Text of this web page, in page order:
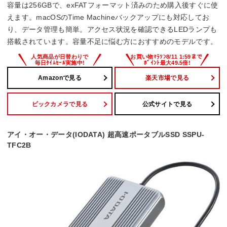
容量は256GBで、exFATフォーマット済みのため購入後すぐに使
えます。macOSのTime Machineバックアップにも対応してお
り、データ管理も簡単。アクセス状況を確認できるLEDランプも
搭載されています。容量不足に悩む方におすすめのモデルです。
Amazonで見る 楽天市場で見る
ビックカメラで見る 公式サイトで見る
アイ・オー・データ(IODATA) 超高速ポータブルSSD SSPU-
TFC2B